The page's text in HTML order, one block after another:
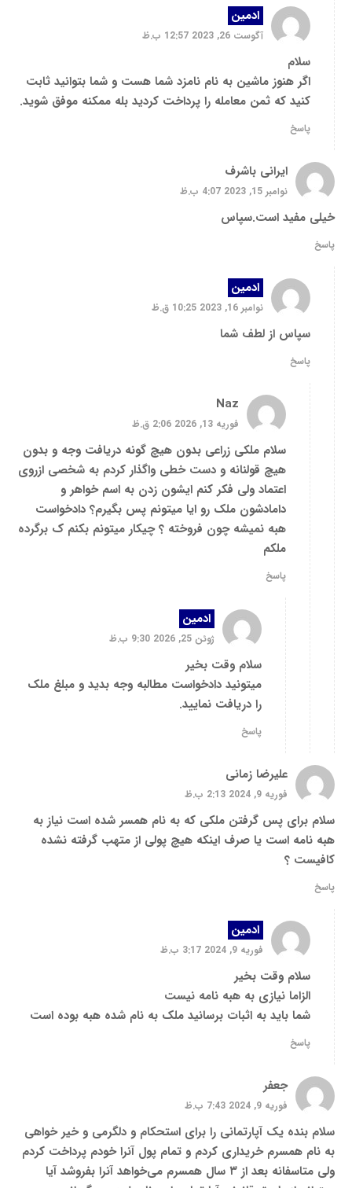
ادمین
آگوست 26, 2023 12:57 ب.ظ
سلام
اگر هنوز ماشین به نام نامزد شما هست و شما بتوانید ثابت
کنید که ثمن معامله را پرداخت کردید بله ممکنه موفق شوید.
پاسخ
ایرانی باشرف
نوامبر 15, 2023 4:07 ب.ظ
خیلی مفید است.سپاس
پاسخ
ادمین
نوامبر 16, 2023 10:25 ق.ظ
سپاس از لطف شما
پاسخ
Naz
فوریه 13, 2026 2:06 ق.ظ
سلام ملکی زراعی بدون هیچ گونه دریافت وجه و بدون
هیچ قولنانه و دست خطی واگذار کردم به شخصی ازروی
اعتماد ولی فکر کنم ایشون زدن به اسم خواهر و
دامادشون ملک رو ایا میتونم پس بگیرم؟ دادخواست
هبه نمیشه چون فروخته ؟ چیکار میتونم بکنم ک برگرده
ملکم
پاسخ
ادمین
ژوئن 25, 2026 9:30 ب.ظ
سلام وقت بخیر
میتونید دادخواست مطالبه وجه بدید و مبلغ ملک
را دریافت نمایید.
پاسخ
علیرضا زمانی
فوریه 9, 2024 2:13 ب.ظ
سلام برای پس گرفتن ملکی که به نام همسر شده است نیاز به
هبه نامه است یا صرف اینکه هیچ پولی از متهب گرفته نشده
کافیست ؟
پاسخ
ادمین
فوریه 9, 2024 3:17 ب.ظ
سلام وقت بخیر
الزاما نیازی به هبه نامه نیست
شما باید به اثبات برسانید ملک به نام شده هبه بوده است
پاسخ
جعفر
فوریه 9, 2024 7:43 ب.ظ
سلام بنده یک آپارتمانی را برای استحکام و دلگرمی و خیر خواهی
به نام همسرم خریداری کردم و تمام پول آنرا خودم پرداخت کردم
ولی متاسفانه بعد از ۳ سال همسرم می‌خواهد آنرا بفروشد آیا